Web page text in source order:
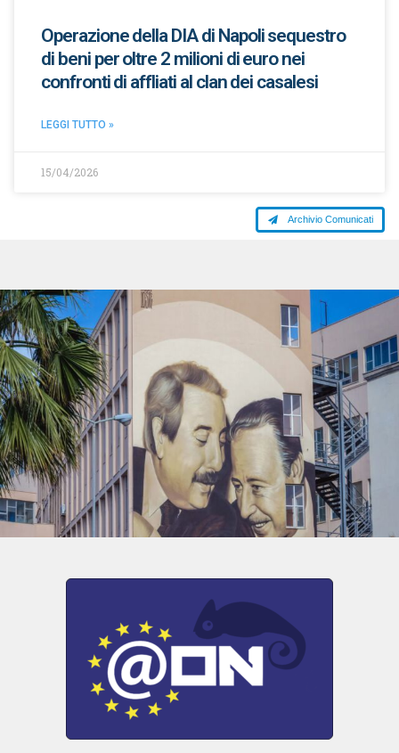
Operazione della DIA di Napoli sequestro
di beni per oltre 2 milioni di euro nei
confronti di affliati al clan dei casalesi
LEGGI TUTTO »
15/04/2026
Archivio Comunicati